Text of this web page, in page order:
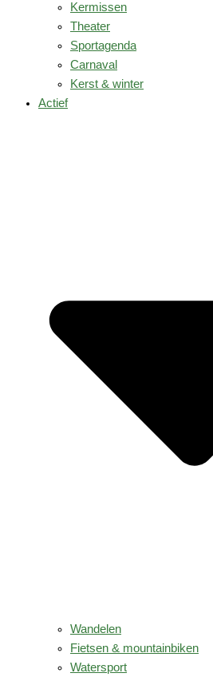
Kermissen
Theater
Sportagenda
Carnaval
Kerst & winter
Actief
Wandelen
Fietsen & mountainbiken
Watersport